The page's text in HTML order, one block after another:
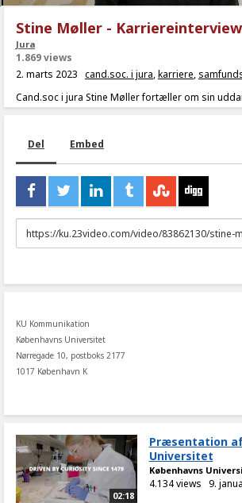
Stine Møller -
Jura
1.869 views
2. marts 2023 cand.soc. i jura,karriere,
Cand.soc i jura Stine Møller fortæller om sin
Del Embed
URL
to
KU Kommunikation
Københavns Universitet
Nørregade 10, postboks 2177
1017 København K
02:18
Præsentation
Universitet
Københavns
4.134 views 9.